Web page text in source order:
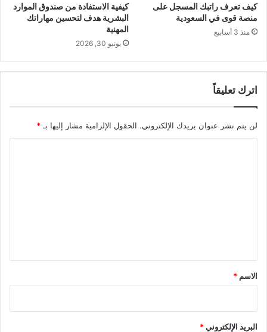
كيف تعرف راتبك المسجل على
منصة قوى في السعودية
منذ 3 أسابيع
كيفية الاستفادة من صندوق الموارد
البشرية هدف لتحسين مهاراتك
المهنية
يونيو 30, 2026
اترك تعليقاً
لن يتم نشر عنوان بريدك الإلكتروني. الحقول الإلزامية مشار إليها بـ *
*
الاسم *
البريد الإلكتروني*